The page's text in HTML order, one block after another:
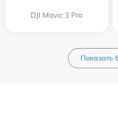
DJI Mavic 3 Pro
Показать